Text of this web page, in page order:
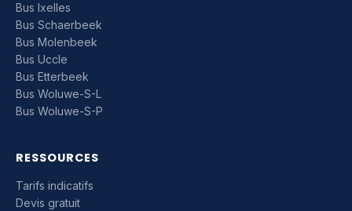
Bus Ixelles
Bus Schaerbeek
Bus Molenbeek
Bus Uccle
Bus Etterbeek
Bus Woluwe-S-L
Bus Woluwe-S-P
RESSOURCES
Tarifs indicatifs
Devis gratuit